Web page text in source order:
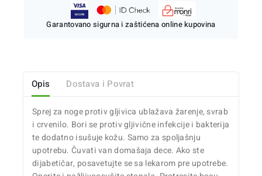
Garantovano sigurna i zaštićena online kupovina
Opis Dostava i Povrat
Sprej za noge protiv gljivica ublažava žarenje, svrab
i crvenilo. Bori se protiv gljivične infekcije i bakterija
te dodatno isušuje kožu. Samo za spoljašnju
upotrebu. Čuvati van domašaja dece. Ako ste
dijabetičar, posavetujte se sa lekarom pre upotrebe.